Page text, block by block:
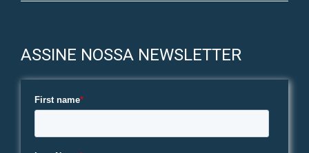
ASSINE NOSSA NEWSLETTER